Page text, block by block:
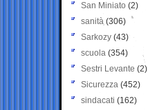
San Miniato (2)
sanità (306)
Sarkozy (43)
scuola (354)
Sestri Levante (2)
Sicurezza (452)
sindacati (162)